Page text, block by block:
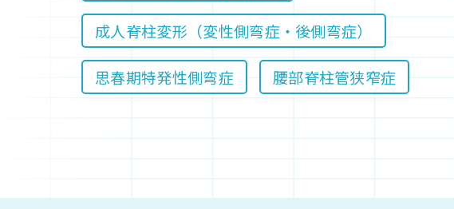
成人脊柱変形（変性側弯症・後側弯症）
思春期特発性側弯症 腰部脊柱管狭窄症